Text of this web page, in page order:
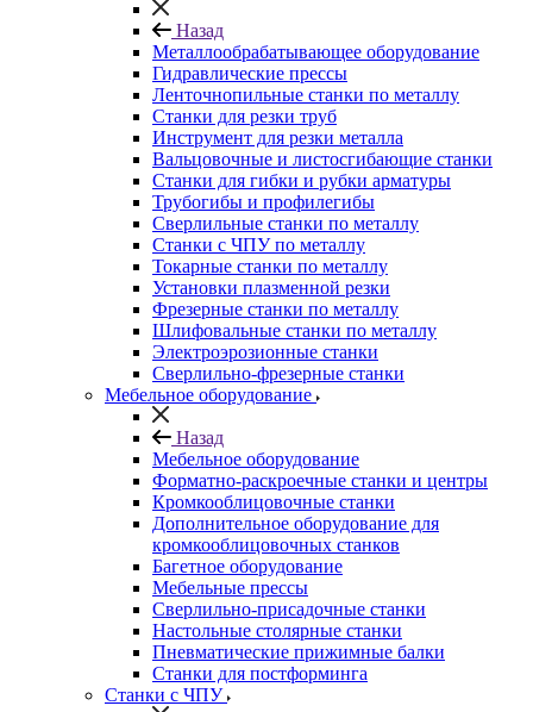
Назад
Металлообрабатывающее оборудование
Гидравлические прессы
Ленточнопильные станки по металлу
Станки для резки труб
Инструмент для резки металла
Вальцовочные и листосгибающие станки
Станки для гибки и рубки арматуры
Трубогибы и профилегибы
Сверлильные станки по металлу
Станки с ЧПУ по металлу
Токарные станки по металлу
Установки плазменной резки
Фрезерные станки по металлу
Шлифовальные станки по металлу
Электроэрозионные станки
Сверлильно-фрезерные станки
Мебельное оборудование
Назад
Мебельное оборудование
Форматно-раскроечные станки и центры
Кромкооблицовочные станки
Дополнительное оборудование для
кромкооблицовочных станков
Багетное оборудование
Мебельные прессы
Сверлильно-присадочные станки
Настольные столярные станки
Пневматические прижимные балки
Станки для постформинга
Станки с ЧПУ